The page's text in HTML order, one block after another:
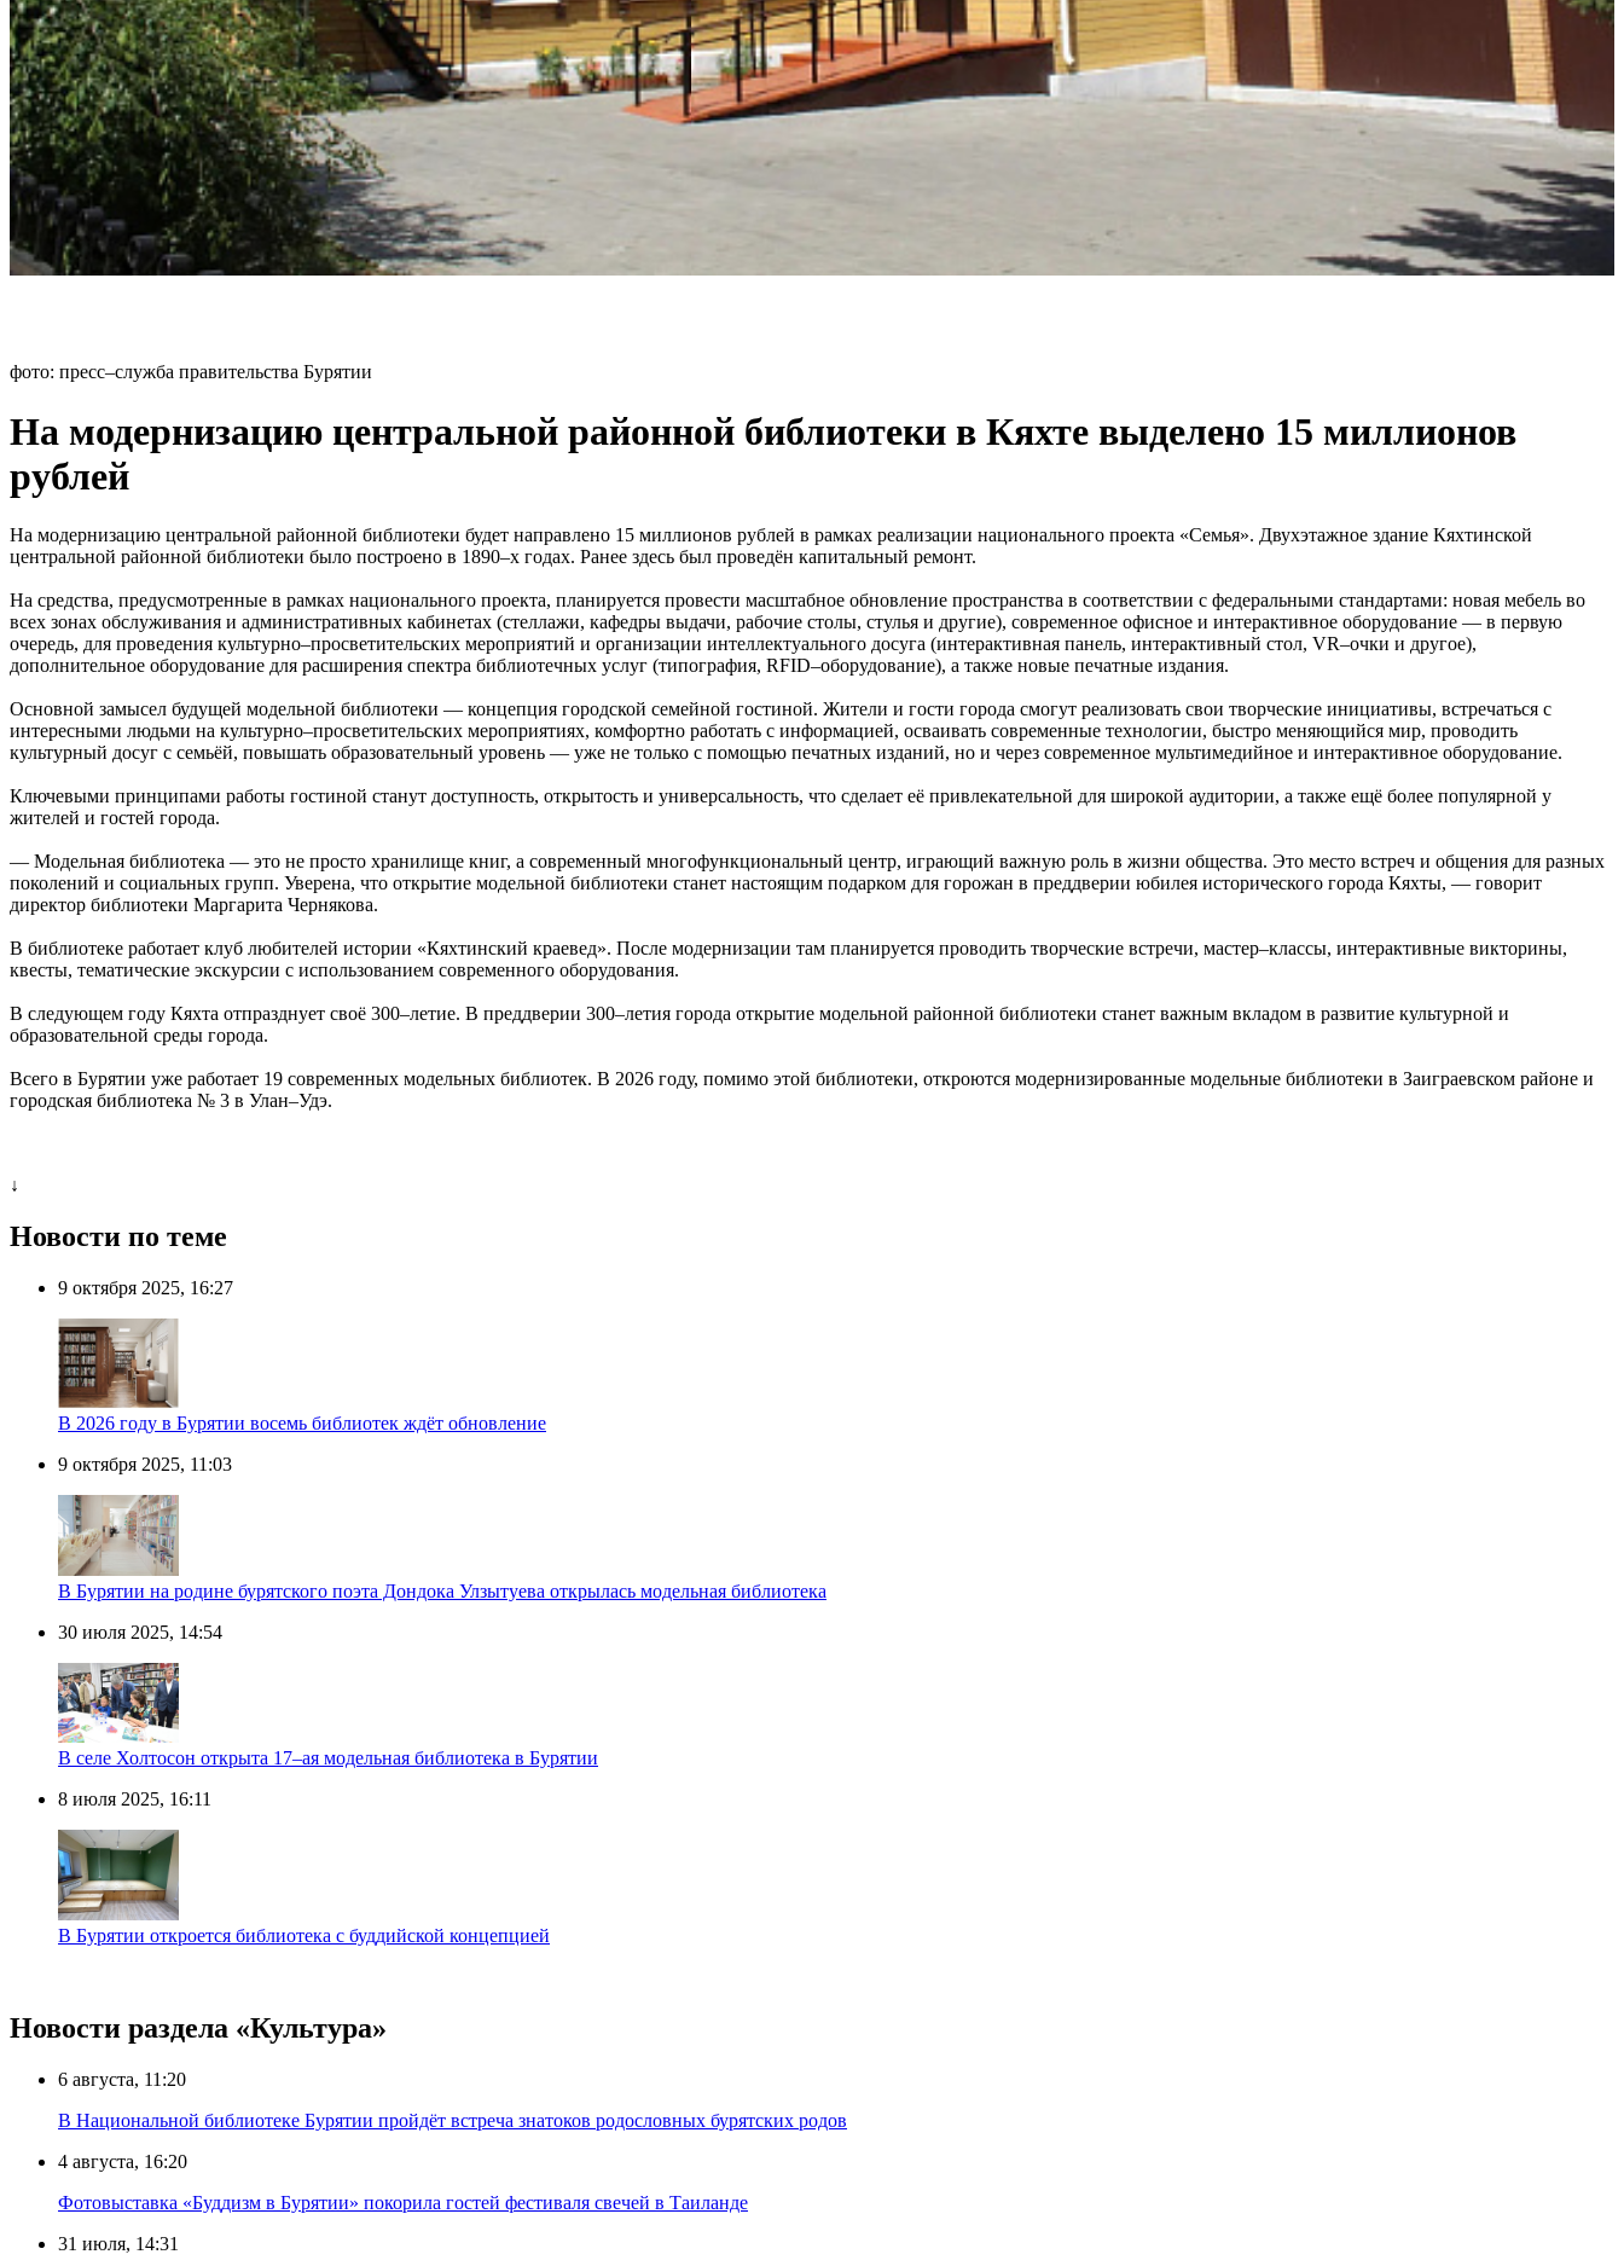
фото: пресс–служба правительства Бурятии
На модернизацию центральной районной библиотеки в Кяхте выделено 15 миллионов
рублей
На модернизацию центральной районной библиотеки будет направлено 15 миллионов рублей в рамках реализации национального проекта «Семья». Двухэтажное здание Кяхтинской
центральной районной библиотеки было построено в 1890–х годах. Ранее здесь был проведён капитальный ремонт.
На средства, предусмотренные в рамках национального проекта, планируется провести масштабное обновление пространства в соответствии с федеральными стандартами: новая мебель во
всех зонах обслуживания и административных кабинетах (стеллажи, кафедры выдачи, рабочие столы, стулья и другие), современное офисное и интерактивное оборудование — в первую
очередь, для проведения культурно–просветительских мероприятий и организации интеллектуального досуга (интерактивная панель, интерактивный стол, VR–очки и другое),
дополнительное оборудование для расширения спектра библиотечных услуг (типография, RFID–оборудование), а также новые печатные издания.
Основной замысел будущей модельной библиотеки — концепция городской семейной гостиной. Жители и гости города смогут реализовать свои творческие инициативы, встречаться с
интересными людьми на культурно–просветительских мероприятиях, комфортно работать с информацией, осваивать современные технологии, быстро меняющийся мир, проводить
культурный досуг с семьёй, повышать образовательный уровень — уже не только с помощью печатных изданий, но и через современное мультимедийное и интерактивное оборудование.
Ключевыми принципами работы гостиной станут доступность, открытость и универсальность, что сделает её привлекательной для широкой аудитории, а также ещё более популярной у
жителей и гостей города.
— Модельная библиотека — это не просто хранилище книг, а современный многофункциональный центр, играющий важную роль в жизни общества. Это место встреч и общения для разных
поколений и социальных групп. Уверена, что открытие модельной библиотеки станет настоящим подарком для горожан в преддверии юбилея исторического города Кяхты, — говорит
директор библиотеки Маргарита Чернякова.
В библиотеке работает клуб любителей истории «Кяхтинский краевед». После модернизации там планируется проводить творческие встречи, мастер–классы, интерактивные викторины,
квесты, тематические экскурсии с использованием современного оборудования.
В следующем году Кяхта отпразднует своё 300–летие. В преддверии 300–летия города открытие модельной районной библиотеки станет важным вкладом в развитие культурной и
образовательной среды города.
Всего в Бурятии уже работает 19 современных модельных библиотек. В 2026 году, помимо этой библиотеки, откроются модернизированные модельные библиотеки в Заиграевском районе и
городская библиотека № 3 в Улан–Удэ.
↓
Новости по теме
9 октября 2025, 16:27
В 2026 году в Бурятии восемь библиотек ждёт обновление
9 октября 2025, 11:03
В Бурятии на родине бурятского поэта Дондока Улзытуева открылась модельная библиотека
30 июля 2025, 14:54
В селе Холтосон открыта 17–ая модельная библиотека в Бурятии
8 июля 2025, 16:11
В Бурятии откроется библиотека с буддийской концепцией
Новости раздела «Культура»
6 августа, 11:20
В Национальной библиотеке Бурятии пройдёт встреча знатоков родословных бурятских родов
4 августа, 16:20
Фотовыставка «Буддизм в Бурятии» покорила гостей фестиваля свечей в Таиланде
31 июля, 14:31